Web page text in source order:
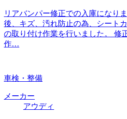
リアバンパー修正での入庫になり
後、キズ、汚れ防止の為、シート
の取り付け作業を行いました。 修
作…
車検・整備
メーカー
アウディ